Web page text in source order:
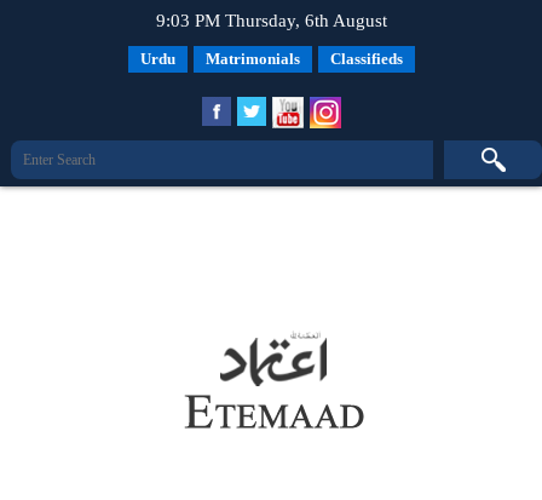
9:03 PM Thursday, 6th August
Urdu Matrimonials Classifieds